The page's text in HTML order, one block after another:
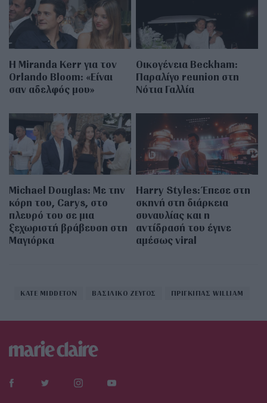
Η Miranda Kerr για τον
Orlando Bloom: «Είναι
σαν αδελφός μου»
Οικογένεια Beckham:
Παραλίγο reunion στη
Νότια Γαλλία
Michael Douglas: Με την
κόρη του, Carys, στο
πλευρό του σε μια
ξεχωριστή βράβευση στη
Μαγιόρκα
Harry Styles: Έπεσε στη
σκηνή στη διάρκεια
συναυλίας και η
αντίδρασή του έγινε
αμέσως viral
KATE MIDDETON ΒΑΣΙΛΙΚΟ ΖΕΥΓΟΣ ΠΡΙΓΚΙΠΑΣ WILLIAM